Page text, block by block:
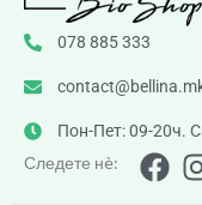
078 885 333
Пон-Пет: 09-20ч.
Следете нè: